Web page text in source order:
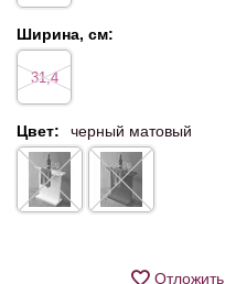
Ширина, см:
31,4
Цвет: черный матовый
Отложить